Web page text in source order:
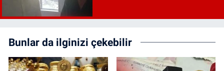
Bunlar da ilginizi çekebilir